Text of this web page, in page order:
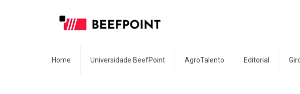
Home Universidade BeefPoint AgroTalento Editorial